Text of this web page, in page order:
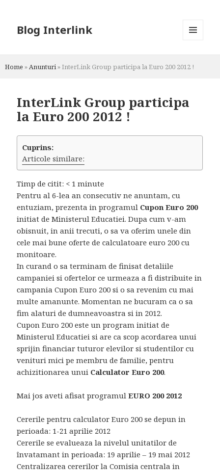
Blog Interlink
Home »Anunturi»InterLink Group participa la Euro 200 2012 !
InterLink Group participa
la Euro 200 2012 !
Cuprins:
Articole similare:
Timp de citit: < 1 minute
Pentru al 6-lea an consecutiv ne anuntam, cu
entuziam, prezenta in programul Cupon Euro 200
initiat de Ministerul Educatiei. Dupa cum v-am
obisnuit, in anii trecuti, o sa va oferim unele din
cele mai bune oferte de calculatoare euro 200 cu
monitoare.
In curand o sa terminam de finisat detaliile
campaniei si ofertelor ce urmeaza a fi distribuite in
campania Cupon Euro 200 si o sa revenim cu mai
multe amanunte. Momentan ne bucuram ca o sa
fim alaturi de dumneavoastra si in 2012.
Cupon Euro 200 este un program initiat de
Ministerul Educatiei si are ca scop acordarea unui
sprijin financiar tuturor elevilor si studentilor cu
venituri mici pe membru de familie, pentru
achizitionarea unui Calculator Euro 200.
Mai jos aveti afisat programulEURO 200 2012
Cererile pentru calculator Euro 200 se depun in
perioada: 1-21 aprilie 2012
Cererile se evalueaza la nivelul unitatilor de
învatamant in perioada: 19 aprilie – 19 mai 2012
Centralizarea cererilor la Comisia centrala in